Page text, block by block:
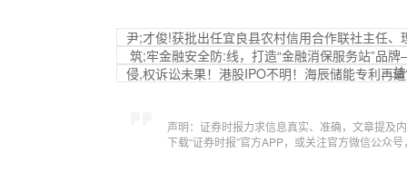
尹;才俊!获批出任宜良县农村信用合作联社主任、
筑;牢金融安全防:线，打造“金融消保服务站”品
侵,权诉讼未果！港股IPO不明！海辰储能专利再遭
声明：证券时报力求信息真实、准确，文章提及
下载“证券时报”官方APP，或关注官方微信公众